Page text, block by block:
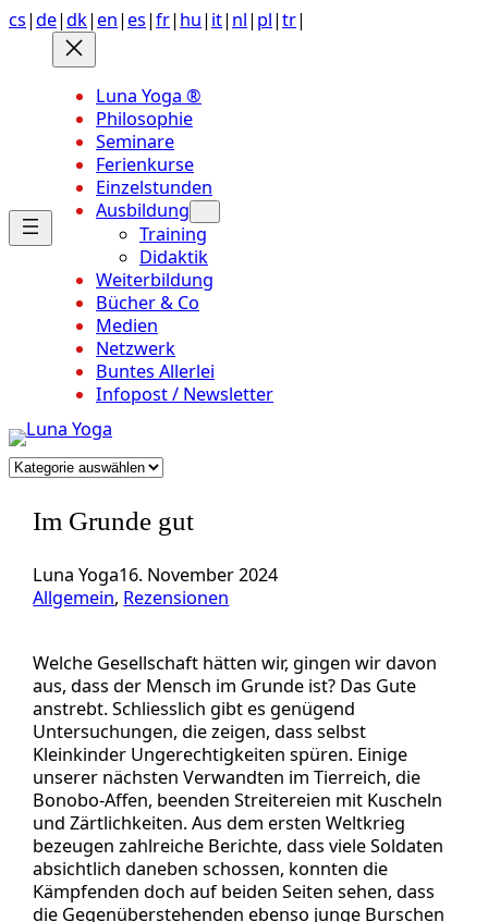
Anchor
Zum
Inhalt
springen
cs|de|dk| en| es|fr| hu| it| nl| pl|tr|
Luna Yoga ®
Philosophie
Seminare
Ferienkurse
Einzelstunden
Ausbildung
Training
Didaktik
Weiterbildung
Bücher & Co
Medien
Netzwerk
Buntes Allerlei
Infopost / Newsletter
Kategorien
Im Grunde gut
Luna Yoga16. November 2024
Allgemein, Rezensionen
Welche Gesellschaft hätten wir, gingen wir davon
aus, dass der Mensch im Grunde ist? Das Gute
anstrebt. Schliesslich gibt es genügend
Untersuchungen, die zeigen, dass selbst
Kleinkinder Ungerechtigkeiten spüren. Einige
unserer nächsten Verwandten im Tierreich, die
Bonobo-Affen, beenden Streitereien mit Kuscheln
und Zärtlichkeiten. Aus dem ersten Weltkrieg
bezeugen zahlreiche Berichte, dass viele Soldaten
absichtlich daneben schossen, konnten die
Kämpfenden doch auf beiden Seiten sehen, dass
die Gegenüberstehenden ebenso junge Burschen